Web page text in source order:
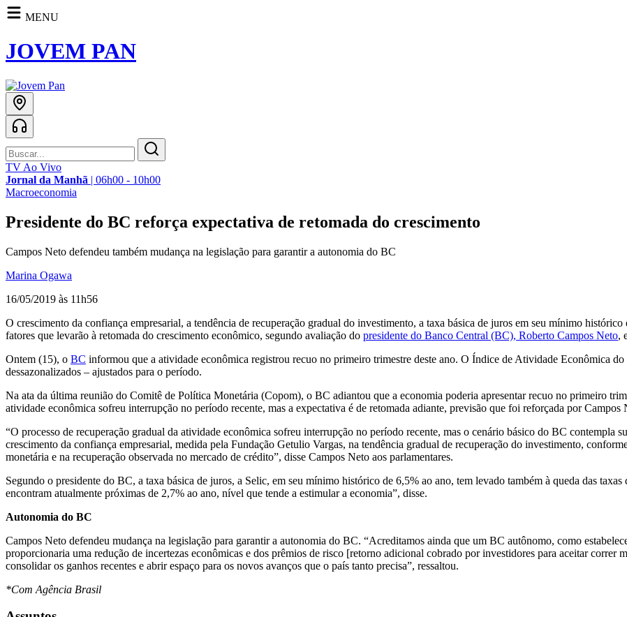
MENU
JOVEM PAN
TV Ao Vivo
Jornal da Manhã | 06h00 - 10h00
Macroeconomia
Presidente do BC reforça expectativa de retomada do crescimento
Campos Neto defendeu também mudança na legislação para garantir a autonomia do BC
Marina Ogawa
16/05/2019 às 11h56
O crescimento da confiança empresarial, a tendência de recuperação gradual do investimento, a taxa básica de juros em seu mínimo
fatores que levarão à retomada do crescimento econômico, segundo avaliação do presidente do Banco Central (BC), Roberto Campos Neto,
Ontem (15), o BC informou que a atividade econômica registrou recuo no primeiro trimestre deste ano. O Índice de Atividade Econômica
dessazonalizados – ajustados para o período.
Na ata da última reunião do Comitê de Política Monetária (Copom), o BC adiantou que a economia poderia apresentar recuo no primeiro
atividade econômica sofreu interrupção no período recente, mas a expectativa é de retomada adiante, previsão que foi reforçada por Campos
“O processo de recuperação gradual da atividade econômica sofreu interrupção no período recente, mas o cenário básico do BC contempla
crescimento da confiança empresarial, medida pela Fundação Getulio Vargas, na tendência gradual de recuperação do investimento,
monetária e na recuperação observada no mercado de crédito”, disse Campos Neto aos parlamentares.
Segundo o presidente do BC, a taxa básica de juros, a Selic, em seu mínimo histórico de 6,5% ao ano, tem levado também à queda das taxas
encontram atualmente próximas de 2,7% ao ano, nível que tende a estimular a economia”, disse.
Autonomia do BC
Campos Neto defendeu mudança na legislação para garantir a autonomia do BC. “Acreditamos ainda que um BC autônomo, como
proporcionaria uma redução de incertezas econômicas e dos prêmios de risco [retorno adicional cobrado por investidores para aceitar correr
consolidar os ganhos recentes e abrir espaço para os novos avanços que o país tanto precisa”, ressaltou.
*Com Agência Brasil